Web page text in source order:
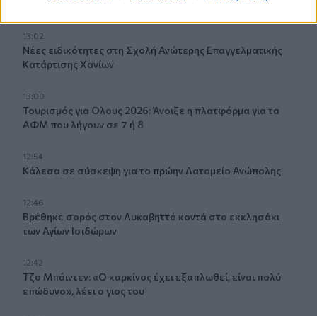
γάμο της στη Νότια Καρολίνα
13:02
Νέες ειδικότητες στη Σχολή Ανώτερης Επαγγελματικής
Κατάρτισης Χανίων
13:00
Τουρισμός για Όλους 2026: Άνοιξε η πλατφόρμα για τα
ΑΦΜ που λήγουν σε 7 ή 8
12:54
Κάλεσα σε σύσκεψη για το πρώην Λατομείο Ανώπολης
12:46
Βρέθηκε σορός στον Λυκαβηττό κοντά στο εκκλησάκι
των Αγίων Ισιδώρων
12:42
Τζο Μπάιντεν: «Ο καρκίνος έχει εξαπλωθεί, είναι πολύ
επώδυνο», λέει ο γιος του